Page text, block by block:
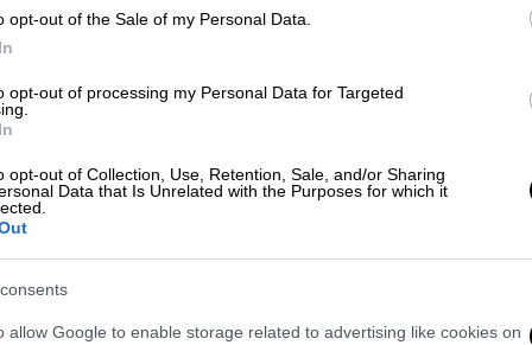
opt-out of the Sale of my Personal Data.
opt-out of processing my Personal Data for Targeted
opt-out of Collection, Use, Retention, Sale, and/or Sharing
Data that Is Unrelated with the Purposes for which it
allow Google to enable storage related to advertising like cookies on
βαγονιών (βαγονιών 2, 3, 4 και 5 )
στις 19:43), τα οποία
με το σπασμένο τμήμα της γραμμής.
στο μέταλλο προκάλεσε μια
δημιουργώντας ένα
συρμών. Σύμφωνα με το έγγραφο, τα
ακολουθούν ένα πανομοιότυπο μοτίβο,
«διαφορετικό» σημάδι.